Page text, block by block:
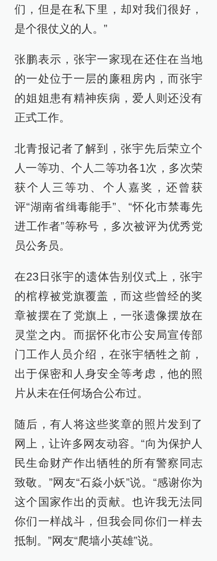
们，但是在私下里，却对我们很好，
是个很仗义的人。”
张鹏表示，张宇一家现在还住在当地
的一处位于一层的廉租房内，而张宇
的姐姐患有精神疾病，爱人则还没有
正式工作。
北青报记者了解到，张宇先后荣立个
人一等功、个人二等功各1次，多次荣
获个人三等功、个人嘉奖，还曾获
评“湖南省缉毒能手”、“怀化市禁毒先
进工作者”等称号，多次被评为优秀党
员公务员。
在23日张宇的遗体告别仪式上，张宇
的棺椁被党旗覆盖，而这些曾经的奖
章被摆在了党旗上，一张遗像摆放在
灵堂之内。而据怀化市公安局宣传部
门工作人员介绍，在张宇牺牲之前，
出于保密和人身安全等考虑，他的照
片从未在任何场合公布过。
随后，有人将这些奖章的照片发到了
网上，让许多网友动容。“向为保护人
民生命财产作出牺牲的所有警察同志
致敬。”网友“石焱小妖”说。“感谢你为
这个国家作出的贡献。也许我无法同
你们一样战斗，但我会同你们一样去
抵制。”网友“爬墙小英雄”说。